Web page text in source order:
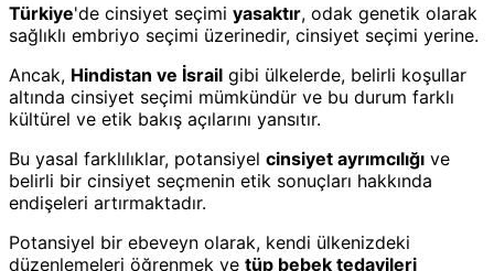
Türkiye'de cinsiyet seçimi yasaktır, odak genetik olarak
sağlıklı embriyo seçimi üzerinedir, cinsiyet seçimi yerine.
Ancak, Hindistan ve İsrail gibi ülkelerde, belirli koşullar
altında cinsiyet seçimi mümkündür ve bu durum farklı
kültürel ve etik bakış açılarını yansıtır.
Bu yasal farklılıklar, potansiyel cinsiyet ayrımcılığı ve
belirli bir cinsiyet seçmenin etik sonuçları hakkında
endişeleri artırmaktadır.
Potansiyel bir ebeveyn olarak, kendi ülkenizdeki
düzenlemeleri öğrenmek ve tüp bebek tedavileri